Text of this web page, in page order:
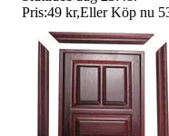
Pris:49 kr,Eller Köp nu